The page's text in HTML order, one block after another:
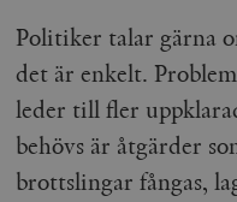
Politiker talar gärna
det är enkelt.
leder till fler
behövs är åtgärder
brottslingar fångas,